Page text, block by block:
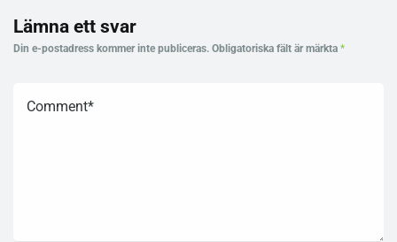
Lämna ett svar
Din e-postadress kommer inte publiceras. Obligatoriska fält är märkta *